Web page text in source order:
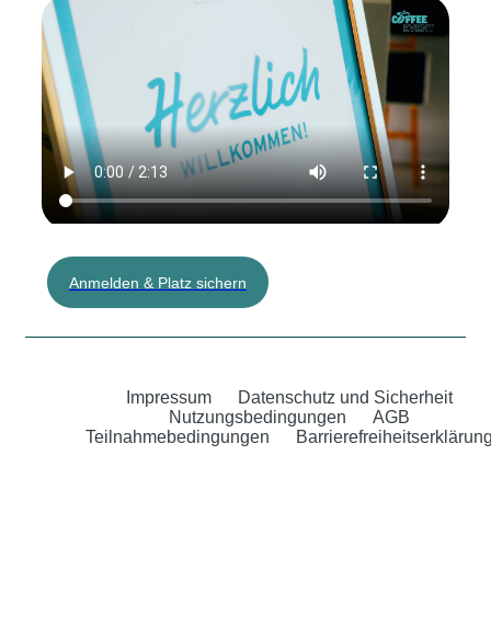
Anmelden & Platz sichern
Impressum
Datenschutz und Sicherheit
Nutzungsbedingungen
AGB
Teilnahmebedingungen